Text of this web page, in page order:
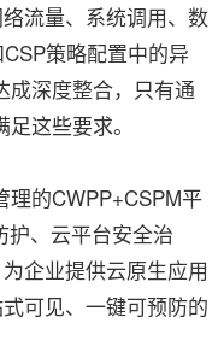
流量、系统调用、数
策略配置中的异
成深度整合，只有通
这些要求。
的CWPP+CSPM平
护、云平台安全治
企业提供云原生应用
可见、一键可预防的